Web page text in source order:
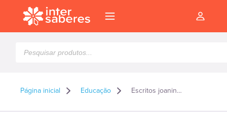
produtos
Página inicial Educação Escritos joaninos e apocalipse